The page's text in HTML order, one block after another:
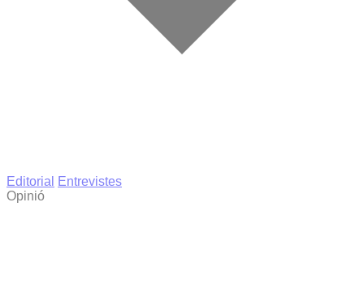
Editorial
Entrevistes
Opinió